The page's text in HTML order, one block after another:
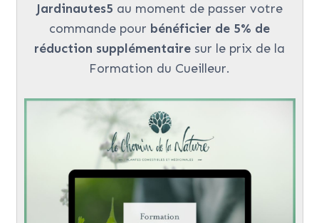
Jardinautes5 au moment de passer votre
commande pour bénéficier de 5% de
réduction supplémentaire sur le prix de la
Formation du Cueilleur.